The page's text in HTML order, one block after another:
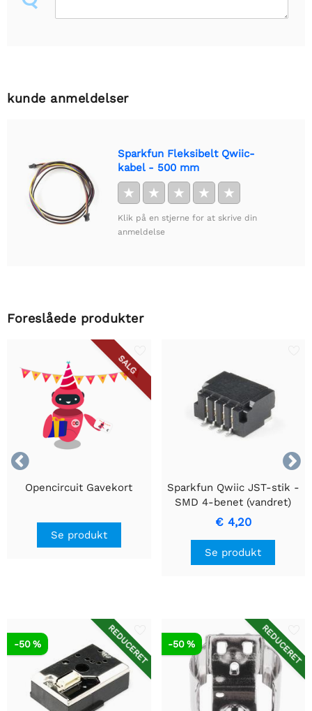
kunde anmeldelser
Sparkfun Fleksibelt Qwiic-
kabel - 500 mm
★ ★ ★ ★ ★
Klik på en stjerne for at skrive din
anmeldelse
Foreslåede produkter


SALG
Opencircuit Gavekort
Se produkt
Sparkfun Qwiic JST-stik -
SMD 4-benet (vandret)
€ 4,20
Se produkt
REDUCERET
-50 % REDUCERET
-50 %